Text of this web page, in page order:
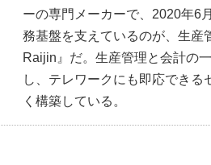
ーの専門メーカーで、2020年6
務基盤を支えているのが、生産
Raijin』だ。生産管理と会計の
し、テレワークにも即応でき
く構築している。